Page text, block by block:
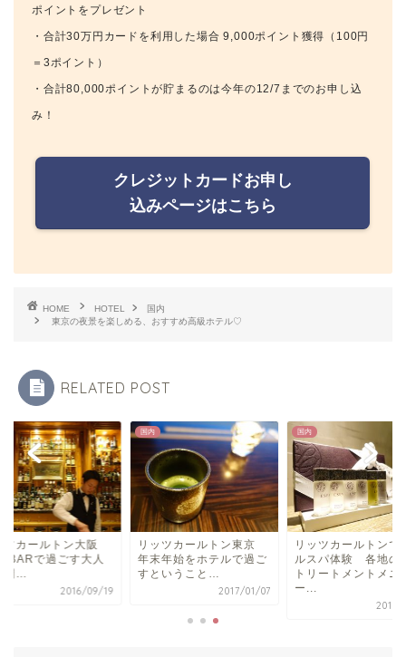
ポイントをプレゼント
・合計30万円カードを利用した場合 9,000ポイント獲得（100円
＝3ポイント）
・合計80,000ポイントが貯まるのは今年の12/7までのお申し込
み！
クレジットカードお申し
込みページはこちら
HOME HOTEL
国内
東京の夜景を楽しめる、おすすめ高級ホテル♡
RELATED POST
ツカールトン大阪
BARで過ごす大人
間…
2016/09/19
国内
リッツカールトン東京
年末年始をホテルで過ご
すということ…
2017/01/07
国内
リッツカールトンで
ルスパ体験 各地の
トリートメントメニ
ー...
2016/